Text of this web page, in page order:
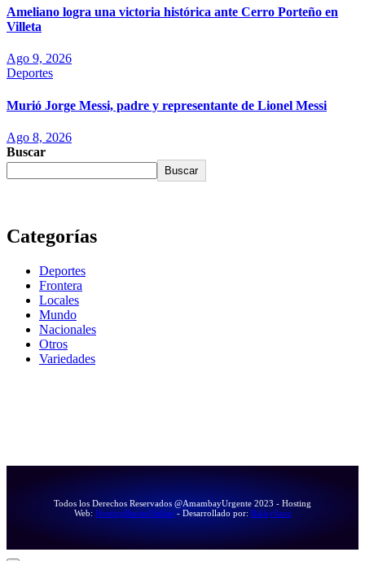
Ameliano logra una victoria histórica ante Cerro Porteño en
Villeta
Ago 9, 2026
Deportes
Murió Jorge Messi, padre y representante de Lionel Messi
Ago 8, 2026
Buscar
Buscar
Categorías
Deportes
Frontera
Locales
Mundo
Nacionales
Otros
Variedades
Todos los Derechos Reservados @AmambayUrgente 2023 - Hosting
Web: HostingBaratoOnline- Desarrollado por: RikkySanz